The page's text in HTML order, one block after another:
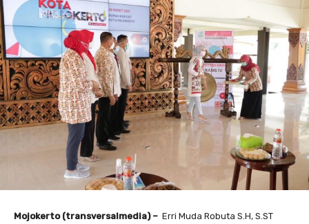
Mojokerto (transversalmedia) – Erri Muda Robuta S.H, S.ST